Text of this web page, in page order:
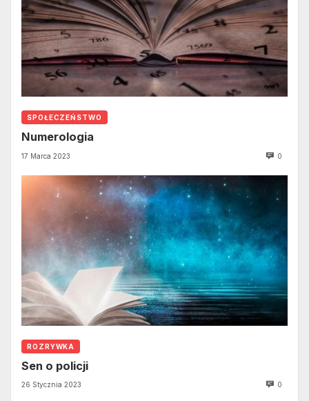
SPOŁECZEŃSTWO
Numerologia
17 Marca 2023 0
ROZRYWKA
Sen o policji
26 Stycznia 2023 0